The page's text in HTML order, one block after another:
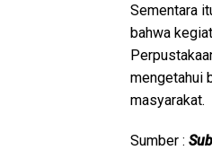
Sementara
bahwa
mengetahui
masyarakat.
Sumber :